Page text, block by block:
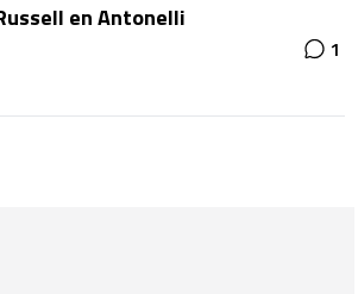
en Antonelli
1